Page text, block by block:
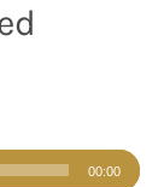
00:00